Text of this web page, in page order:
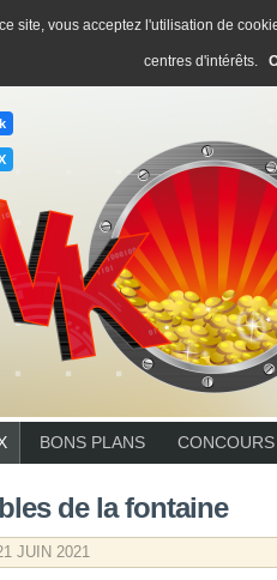
site, vous acceptez l'utilisation de
centres d'intérêts.
BONS PLANS
de la fontaine
JUIN 2021